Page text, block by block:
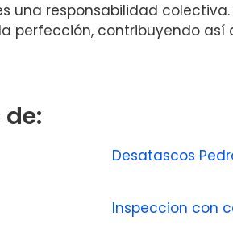
una responsabilidad
contribuyendo así
Desatascos
Inspeccion con